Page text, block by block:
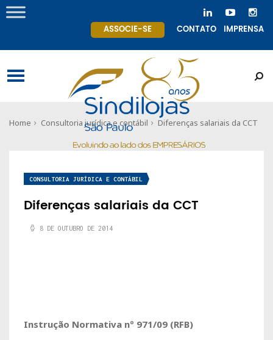
ASSOCIE-SE CONTATO IMPRENSA
Home Consultoria jurídica e contábil Diferenças salariais da CCT
CONSULTORIA JURÍDICA E CONTÁBIL
Diferenças salariais da CCT
8 DE OUTUBRO DE 2014
Instrução Normativa nº 971/09 (RFB)